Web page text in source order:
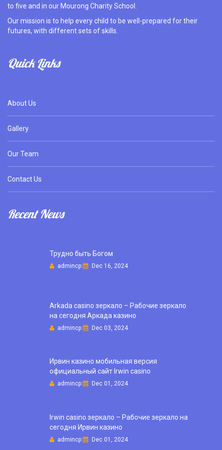
to five and in our Mourong Charity School.
Our mission is to help every child to be well-prepared for their
futures, with different sets of skills.
Quick Links
About Us
Gallery
Our Team
Contact Us
Recent News
Трудно быть Богом
admincp Dec 16, 2024
Arkada casino зеркало – Рабочие зеркало
на сегодня Аркада казино
admincp Dec 03, 2024
Ирвин казино мобильная версия
официальный сайт Irwin casino
admincp Dec 01, 2024
Irwin casino зеркало – Рабочие зеркало на
сегодня Ирвин казино
admincp Dec 01, 2024